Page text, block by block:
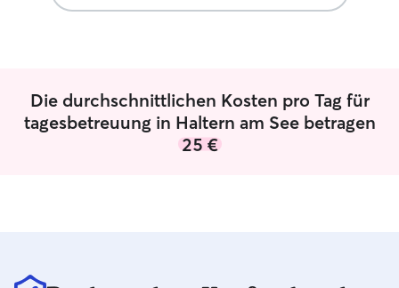
Die durchschnittlichen Kosten pro Tag für
tagesbetreuung in Haltern am See betragen
25 €